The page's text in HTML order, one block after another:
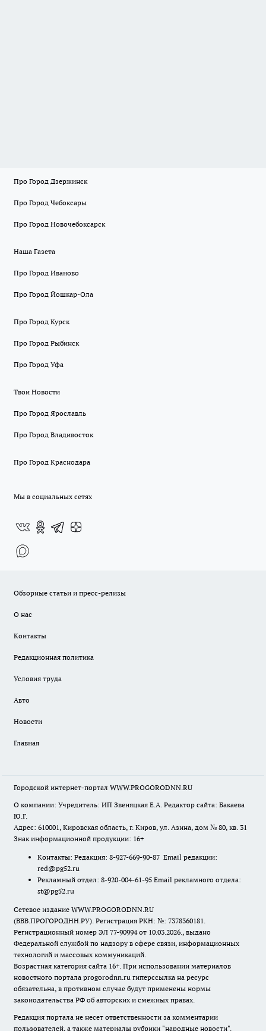
Про Город Дзержинск
Про Город Чебоксары
Про Город Новочебоксарск
Наша Газета
Про Город Иваново
Про Город Йошкар-Ола
Про Город Курск
Про Город Рыбинск
Про Город Уфа
Твои Новости
Про Город Ярославль
Про Город Владивосток
Про Город Краснодара
Мы в социальных сетях
Обзорные статьи и пресс-релизы
О нас
Контакты
Редакционная политика
Условия труда
Авто
Новости
Главная
Городской интернет-портал WWW.PROGORODNN.RU
О компании: Учредитель: ИП Звеняцкая Е.А. Редактор сайта: Бакаева
Ю.Г.
Адрес: 610001, Кировская область, г. Киров, ул. Азина, дом № 80, кв. 31
Знак информационной продукции: 16+
Контакты: Редакция: 8-927-669-90-87 Email редакции:
red@pg52.ru
Рекламный отдел: 8-920-004-61-95 Email рекламного отдела:
st@pg52.ru
Сетевое издание WWW.PROGORODNN.RU
(ВВВ.ПРОГОРОДНН.РУ). Регистрация РКН: №: 7378360181.
Регистрационный номер ЭЛ 77-90994 от 10.03.2026., выдано
Федеральной службой по надзору в сфере связи, информационных
технологий и массовых коммуникаций.
Возрастная категория сайта 16+. При использовании материалов
новостного портала progorodnn.ru гиперссылка на ресурс
обязательна, в противном случае будут применены нормы
законодательства РФ об авторских и смежных правах.
Редакция портала не несет ответственности за комментарии
пользователей, а также материалы рубрики "народные новости".